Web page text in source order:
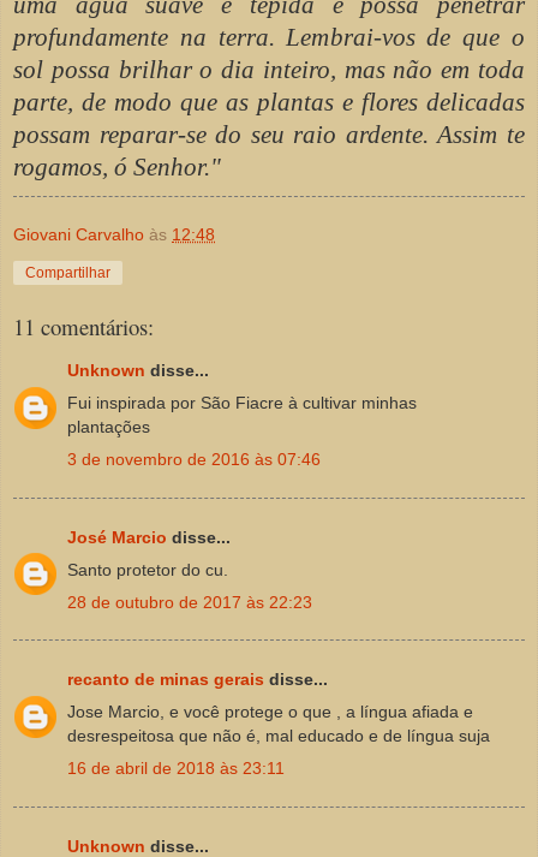
profundamente na terra. Lembrai-vos de que o
sol possa brilhar o dia inteiro, mas não em toda
parte, de modo que as plantas e flores delicadas
possam reparar-se do seu raio ardente. Assim te
rogamos, ó Senhor."
Giovani Carvalho às 12:48
Compartilhar
11 comentários:
Unknown disse...
Fui inspirada por São Fiacre à cultivar minhas
plantações
3 de novembro de 2016 às 07:46
José Marcio disse...
Santo protetor do cu.
28 de outubro de 2017 às 22:23
recanto de minas gerais disse...
Jose Marcio, e você protege o que , a língua afiada e
desrespeitosa que não é, mal educado e de língua suja
16 de abril de 2018 às 23:11
Unknown disse...